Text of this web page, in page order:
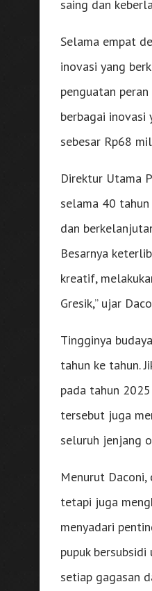
saing dan
Selama empat
inovasi yang
penguatan
berbagai inovasi
sebesar Rp68
Direktur Utama
selama 40
dan
Besarnya
kreatif,
Gresik,” ujar
Tingginya
tahun ke tahun.
pada tahun
tersebut juga
seluruh jenjang
Menurut
tetapi juga
menyadari
pupuk
setiap gagasan